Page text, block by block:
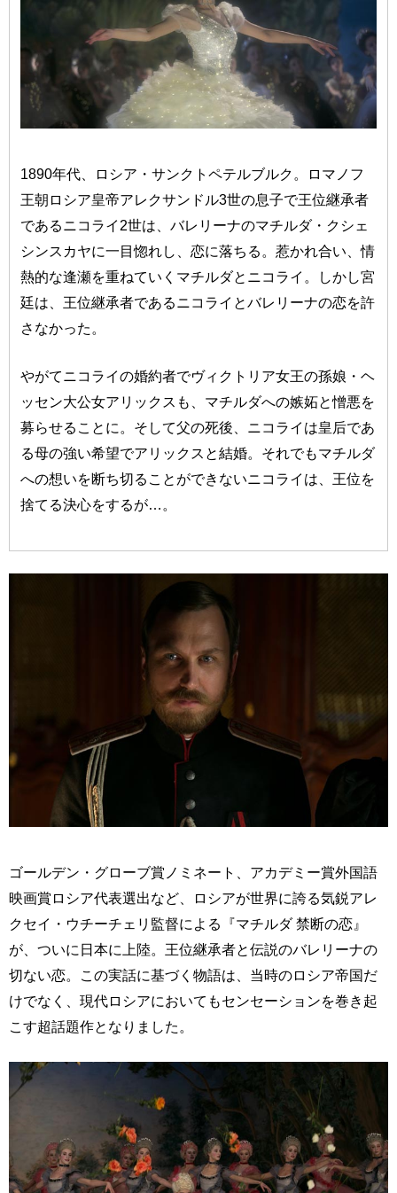
1890年代、ロシア・サンクトペテルブルク。ロマノフ
王朝ロシア皇帝アレクサンドル3世の息子で王位継承者
であるニコライ2世は、バレリーナのマチルダ・クシェ
シンスカヤに一目惚れし、恋に落ちる。惹かれ合い、情
熱的な逢瀬を重ねていくマチルダとニコライ。しかし宮
廷は、王位継承者であるニコライとバレリーナの恋を許
さなかった。
やがてニコライの婚約者でヴィクトリア女王の孫娘・ヘ
ッセン大公女アリックスも、マチルダへの嫉妬と憎悪を
募らせることに。そして父の死後、ニコライは皇后であ
る母の強い希望でアリックスと結婚。それでもマチルダ
への想いを断ち切ることができないニコライは、王位を
捨てる決心をするが…。
ゴールデン・グローブ賞ノミネート、アカデミー賞外国語
映画賞ロシア代表選出など、ロシアが世界に誇る気鋭アレ
クセイ・ウチーチェリ監督による『マチルダ 禁断の恋』
が、ついに日本に上陸。王位継承者と伝説のバレリーナの
切ない恋。この実話に基づく物語は、当時のロシア帝国だ
けでなく、現代ロシアにおいてもセンセーションを巻き起
こす超話題作となりました。